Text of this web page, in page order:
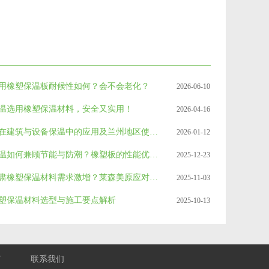
橡塑保温板耐候性如何？会不会老化？ 2026-06-10
选用橡塑保温材料，安全又实用！ 2026-04-16
橡塑板在建筑与设备保温中的应用及兰州地区使用要点 2026-01-12
建筑保温如何兼顾节能与防潮？橡塑板的性能优势与选型指南 2025-12-23
11月甘肃橡塑保温材料需求激增？莱森美原应对冬季供应挑战实录 2025-11-03
保温材料选型与施工要点解析 2025-10-13
联系我们